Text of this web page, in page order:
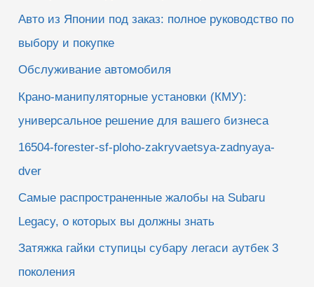
Авто из Японии под заказ: полное руководство по
выбору и покупке
Обслуживание автомобиля
Крано-манипуляторные установки (КМУ):
универсальное решение для вашего бизнеса
16504-forester-sf-ploho-zakryvaetsya-zadnyaya-
dver
Самые распространенные жалобы на Subaru
Legacy, о которых вы должны знать
Затяжка гайки ступицы субару легаси аутбек 3
поколения